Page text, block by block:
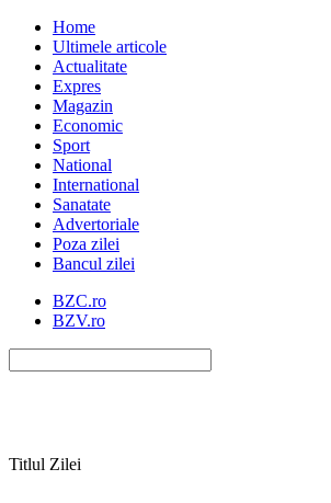
Home
Ultimele articole
Actualitate
Expres
Magazin
Economic
Sport
National
International
Sanatate
Advertoriale
Poza zilei
Bancul zilei
BZC.ro
BZV.ro
Titlul Zilei